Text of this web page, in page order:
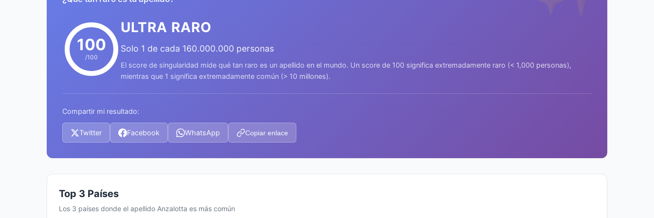
100
/100
ULTRA RARO
Solo 1 de cada 160.000.000 personas
El score de singularidad mide qué tan raro es un apellido en el mundo. Un score de 100 significa extremadamente raro (< 1,000 personas),
mientras que 1 significa extremadamente común (> 10 millones).
Compartir mi resultado:
Twitter Facebook WhatsApp Copiar enlace
Top 3 Países
Los 3 países donde el apellido Anzalotta es más común